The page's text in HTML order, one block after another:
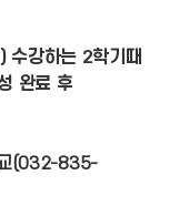
수강하는 2학기때
완료 후
(032-835-